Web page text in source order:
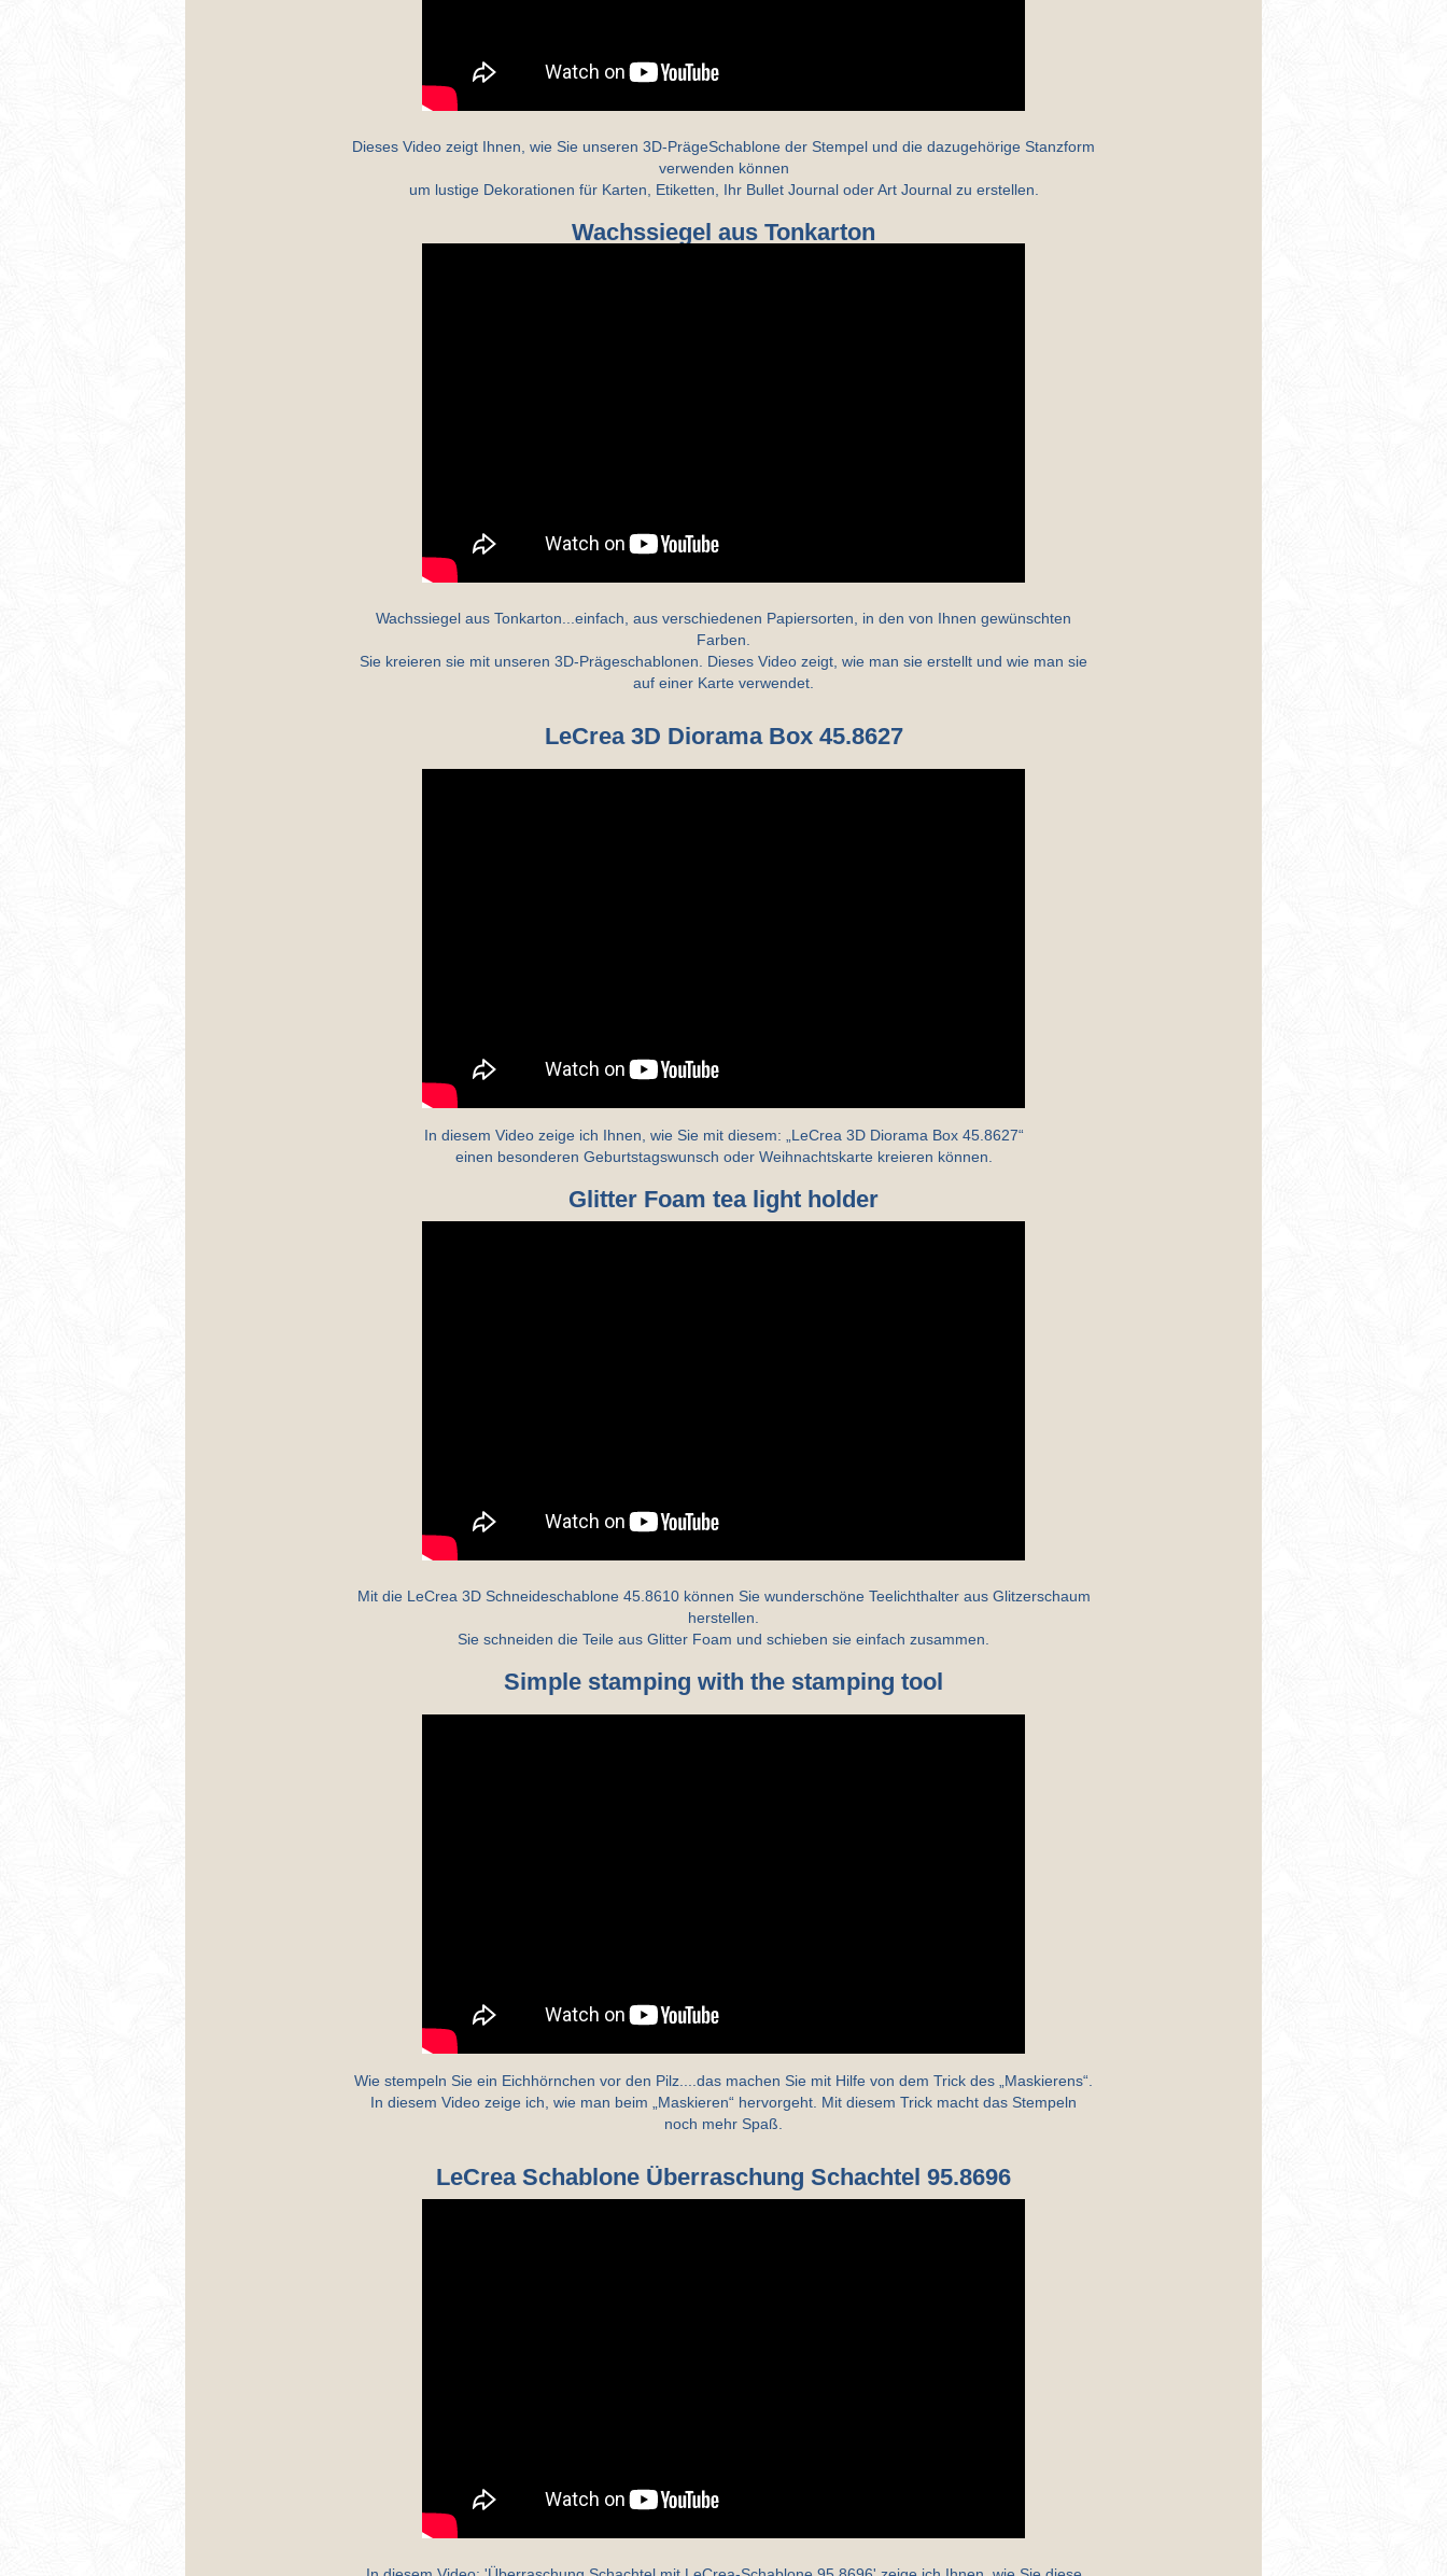
Dieses Video zeigt Ihnen, wie Sie unseren 3D-PrägeSchablone der Stempel und die dazugehörige Stanzform
verwenden können
um lustige Dekorationen für Karten, Etiketten, Ihr Bullet Journal oder Art Journal zu erstellen.
Wachssiegel aus Tonkarton
Wachssiegel aus Tonkarton...einfach, aus verschiedenen Papiersorten, in den von Ihnen gewünschten
Farben.
Sie kreieren sie mit unseren 3D-Prägeschablonen. Dieses Video zeigt, wie man sie erstellt und wie man sie
auf einer Karte verwendet.
LeCrea 3D Diorama Box 45.8627
In diesem Video zeige ich Ihnen, wie Sie mit diesem: „LeCrea 3D Diorama Box 45.8627“
einen besonderen Geburtstagswunsch oder Weihnachtskarte kreieren können.
Glitter Foam tea light holder
Mit die LeCrea 3D Schneideschablone 45.8610 können Sie wunderschöne Teelichthalter aus Glitzerschaum
herstellen.
Sie schneiden die Teile aus Glitter Foam und schieben sie einfach zusammen.
Simple stamping with the stamping tool
Wie stempeln Sie ein Eichhörnchen vor den Pilz....das machen Sie mit Hilfe von dem Trick des „Maskierens“.
In diesem Video zeige ich, wie man beim „Maskieren“ hervorgeht. Mit diesem Trick macht das Stempeln
noch mehr Spaß.
LeCrea Schablone Überraschung Schachtel 95.8696